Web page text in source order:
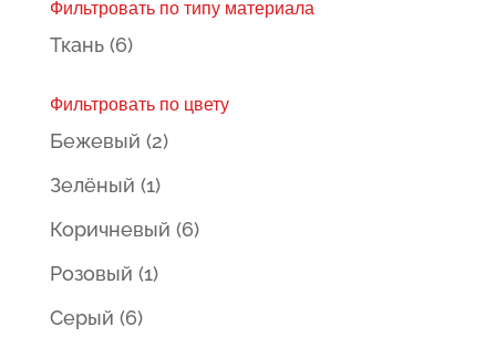
Фильтровать по типу материала
Ткань (6)
Фильтровать по цвету
Бежевый (2)
Зелёный (1)
Коричневый (6)
Розовый (1)
Серый (6)